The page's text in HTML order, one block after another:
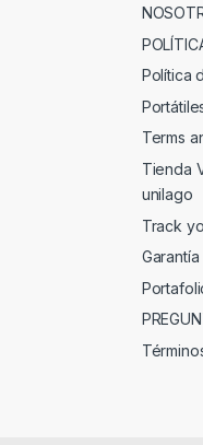
Política
Terms
Tienda
unilago
Track
Garantía